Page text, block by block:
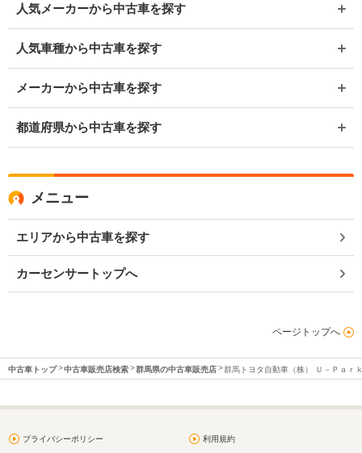
人気メーカーから中古車を探す
人気車種から中古車を探す
メーカーから中古車を探す
都道府県から中古車を探す
メニュー
エリアから中古車を探す
カーセンサートップへ
ページトップへ
中古車トップ 中古車販売店検索 群馬県の中古車販売店 群馬トヨタ自動車（株） Ｕ－Ｐａｒ
プライバシーポリシー 利用規約